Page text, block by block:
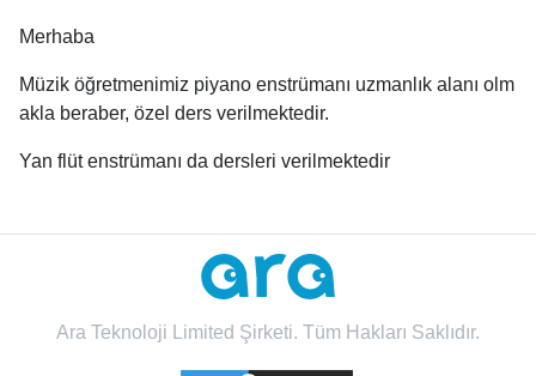
Merhaba
Müzik öğretmenimiz piyano enstrümanı uzmanlık alanı olm
akla beraber, özel ders verilmektedir.
Yan flüt enstrümanı da dersleri verilmektedir
Ara Teknoloji Limited Şirketi. Tüm Hakları Saklıdır.